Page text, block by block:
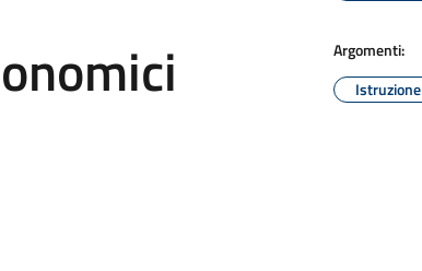
Argomenti:
Istruzione